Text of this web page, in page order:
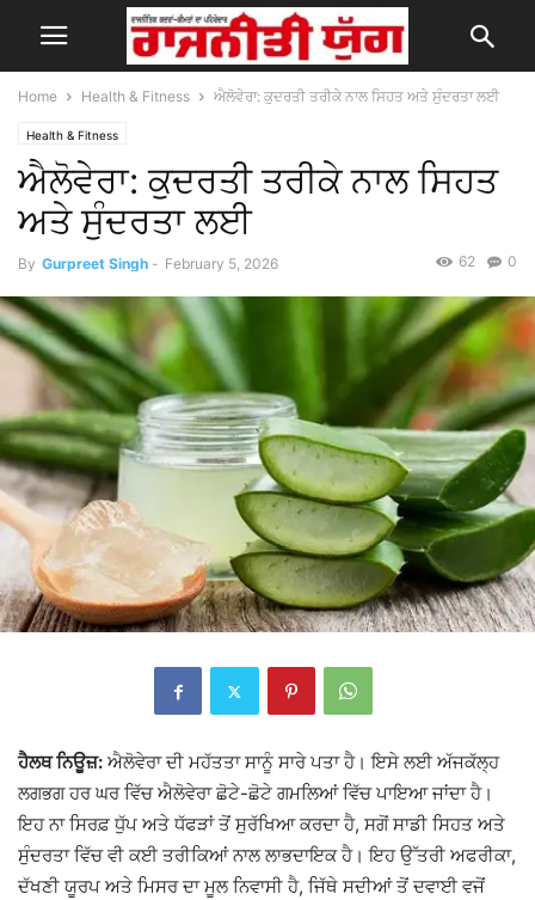
Home Health & Fitness ਐਲੋਵੇਰਾ: ਕੁਦਰਤੀ ਤਰੀਕੇ ਨਾਲ ਸਿਹਤ ਅਤੇ ਸੁੰਦਰਤਾ ਲਈ
Health & Fitness
ਐਲੋਵੇਰਾ: ਕੁਦਰਤੀ ਤਰੀਕੇ ਨਾਲ ਸਿਹਤ
ਅਤੇ ਸੁੰਦਰਤਾ ਲਈ
By Gurpreet Singh - February 5, 2026 0
62
ਹੈਲਥ ਨਿਊਜ਼: ਐਲੋਵੇਰਾ ਦੀ ਮਹੱਤਤਾ ਸਾਨੂੰ ਸਾਰੇ ਪਤਾ ਹੈ। ਇਸੇ ਲਈ ਅੱਜਕੱਲ੍ਹ
ਲਗਭਗ ਹਰ ਘਰ ਵਿੱਚ ਐਲੋਵੇਰਾ ਛੋਟੇ-ਛੋਟੇ ਗਮਲਿਆਂ ਵਿੱਚ ਪਾਇਆ ਜਾਂਦਾ ਹੈ।
ਇਹ ਨਾ ਸਿਰਫ਼ ਧੁੱਪ ਅਤੇ ਧੱਫੜਾਂ ਤੋਂ ਸੁਰੱਖਿਆ ਕਰਦਾ ਹੈ, ਸਗੋਂ ਸਾਡੀ ਸਿਹਤ ਅਤੇ
ਸੁੰਦਰਤਾ ਵਿੱਚ ਵੀ ਕਈ ਤਰੀਕਿਆਂ ਨਾਲ ਲਾਭਦਾਇਕ ਹੈ। ਇਹ ਉੱਤਰੀ ਅਫਰੀਕਾ,
ਦੱਖਣੀ ਯੂਰਪ ਅਤੇ ਮਿਸਰ ਦਾ ਮੂਲ ਨਿਵਾਸੀ ਹੈ, ਜਿੱਥੇ ਸਦੀਆਂ ਤੋਂ ਦਵਾਈ ਵਜੋਂ